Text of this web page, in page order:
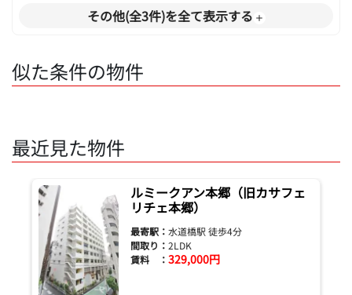
その他(全3件)を全て表示する
似た条件の物件
最近見た物件
ルミークアン本郷（旧カサフェ
リチェ本郷）
最寄駅： 水道橋駅 徒歩4分
間取り： 2LDK
賃料 ： 329,000円